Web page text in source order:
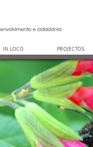
IN LOCO PROJECTOS